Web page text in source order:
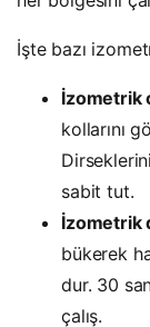
İşte bazı
İzometrik
kollarını
sabit tut.
İzometrik
bükerek
dur. 30
çalış.